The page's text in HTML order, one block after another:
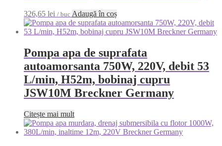
326,65 lei / buc Adaugă în coș
Pompa apa de suprafata
autoamorsanta 750W, 220V, debit 53
L/min, H52m, bobinaj cupru
JSW10M Breckner Germany
Citește mai mult